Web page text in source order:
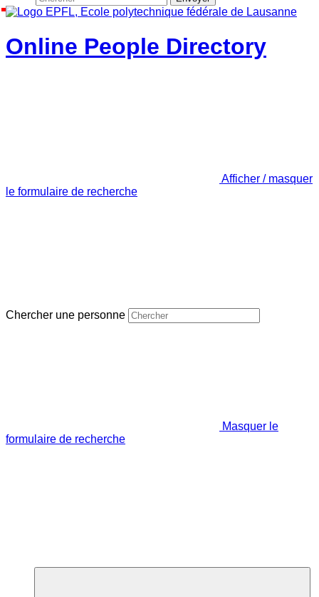
Online People Directory
Afficher / masquer
le formulaire de recherche
Chercher une personne
Masquer le
formulaire de recherche